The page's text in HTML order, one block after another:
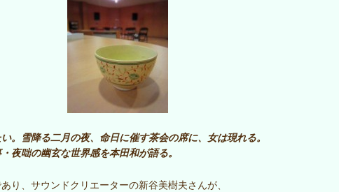
。雪降る二月の夜、命日に催す茶会の席に、女は現れる。
夜咄の幽玄な世界感を本田和が語る。
り、サウンドクリエーターの新谷美樹夫さんが、